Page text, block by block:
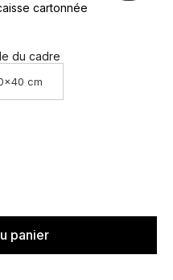
cartonnée
du cadre
panier